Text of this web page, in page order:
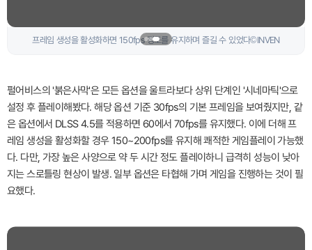
붉은사막은 모든 옵션을 '시네마틱'으로 설정 뒤 플레이해봤다 ©INVEN
펄어비스의 '붉은사막'은 모든 옵션을 울트라보다 상위 단계인 '시네마틱'으로
설정 후 플레이해봤다. 해당 옵션 기준 30fps의 기본 프레임을 보여줬지만, 같
은 옵션에서 DLSS 4.5를 적용하면 60에서 70fps를 유지했다. 이에 더해 프
레임 생성을 활성화할 경우 150~200fps를 유지해 쾌적한 게임플레이 가능했
다. 다만, 가장 높은 사양으로 약 두 시간 정도 플레이하니 급격히 성능이 낮아
지는 스로틀링 현상이 발생. 일부 옵션은 타협해 가며 게임을 진행하는 것이 필
요했다.